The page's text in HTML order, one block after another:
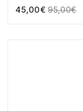
ohenevat. To...
45,00€ 95,00€